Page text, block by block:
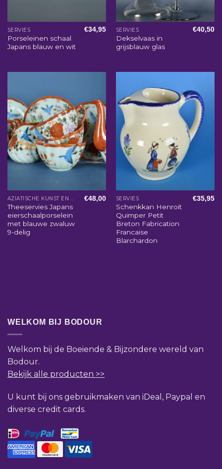
SERVIES
Porseleinen schaal
Japans blauw en wit
€34,95 SERVIES
Dekselvaas in
grijsblauw glas
€40,50
AZIATISCHE KUNST EN WOONACCESSOIRES
Theeservies Japans
eierschaalporselein
met blauwe zwaluw
9-delig
€48,00 SERVIES
Schenkkan Henroit
Quimper Petit
Breton Fabrication
Francaise
Blarchardon
€35,95
WELKOM BIJ BODOUR
Welkom bij de Boeiende & Bijzondere wereld van
Bodour.
Bekijk alle producten >>
U kunt bij ons gebruikmaken van iDeal, Paypal en
diverse credit cards.